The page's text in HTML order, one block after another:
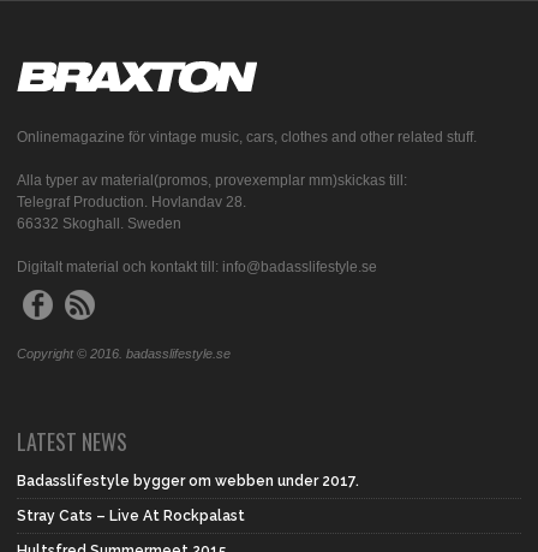
Onlinemagazine för vintage music, cars, clothes and other related stuff.
Alla typer av material(promos, provexemplar mm)skickas till:
Telegraf Production. Hovlandav 28.
66332 Skoghall. Sweden
Digitalt material och kontakt till: info@badasslifestyle.se
Copyright © 2016. badasslifestyle.se
LATEST NEWS
Badasslifestyle bygger om webben under 2017.
Stray Cats – Live At Rockpalast